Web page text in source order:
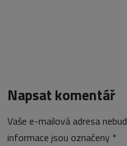
Napsat komentář
Vaše e-mailová adresa
informace jsou označeny *